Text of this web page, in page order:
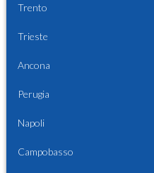
Trento
Trieste
Ancona
Perugia
Napoli
Campobasso